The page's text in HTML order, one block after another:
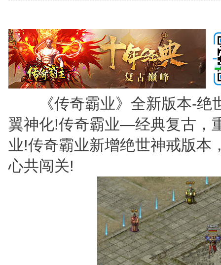
《传奇霸业》全新版本-绝
翼神化!传奇霸业—经典复古，
业!传奇霸业新增绝世神戒版本
心共闯关!